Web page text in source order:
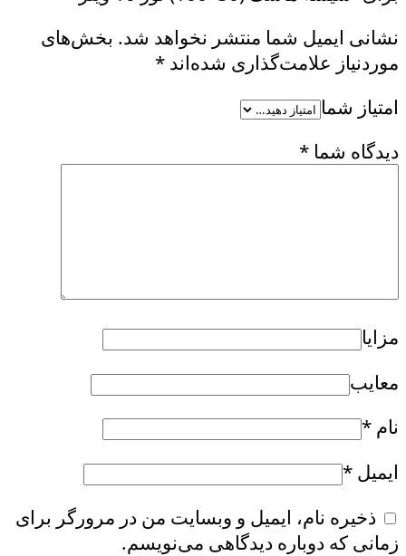
نشانی ایمیل شما منتشر نخواهد شد. بخش‌های
موردنیاز علامت‌گذاری شده‌اند *
امتیاز شما
دیدگاه شما *
مزایا
معایب
نام *
ایمیل *
ذخیره نام، ایمیل و وبسایت من در مرورگر برای
زمانی که دوباره دیدگاهی می‌نویسم.